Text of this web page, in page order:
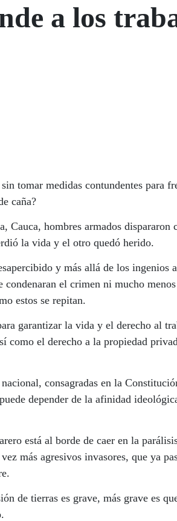
a los
tomar medidas contundentes para
caña?
Cauca, hombres armados dispararon
la vida y el otro quedó herido.
y más allá de los ingenios
condenaran el crimen ni mucho
estos se repitan.
garantizar la vida y el derecho al
como el derecho a la propiedad
consagradas en la
depender de la afinidad
está al borde de caer en la
más agresivos invasores, que ya
de tierras es grave, más grave es